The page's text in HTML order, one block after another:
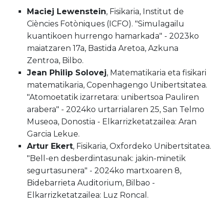
Maciej Lewenstein, Fisikaria, Institut de
Ciències Fotòniques (ICFO). "Simulagailu
kuantikoen hurrengo hamarkada" - 2023ko
maiatzaren 17a, Bastida Aretoa, Azkuna
Zentroa, Bilbo.
Jean Philip Solovej, Matematikaria eta fisikari
matematikaria, Copenhagengo Unibertsitatea.
"Atomoetatik izarretara: unibertsoa Pauliren
arabera" - 2024ko urtarrialaren 25, San Telmo
Museoa, Donostia - Elkarrizketatzailea: Aran
Garcia Lekue.
Artur Ekert, Fisikaria, Oxfordeko Unibertsitatea.
"Bell-en desberdintasunak: jakin-minetik
segurtasunera" - 2024ko martxoaren 8,
Bidebarrieta Auditorium, Bilbao -
Elkarrizketatzailea: Luz Roncal.